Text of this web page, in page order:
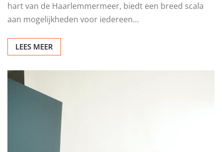
hart van de Haarlemmermeer, biedt een breed scala
aan mogelijkheden voor iedereen…
LEES MEER